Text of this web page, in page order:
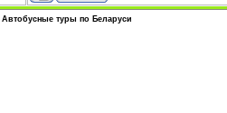
Автобусные туры по Беларуси